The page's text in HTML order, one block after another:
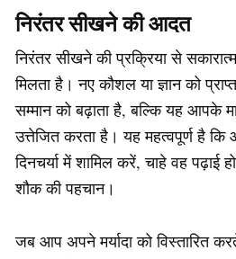
निरंतर सीखने की आदत
निरंतर सीखने की प्रक्रिया से
मिलता है। नए कौशल या ज्ञान को
सम्मान को बढ़ाता है, बल्कि यह आपके
उत्तेजित करता है। यह महत्वपूर्ण है
दिनचर्या में शामिल करें, चाहे वह पढ़ाई
शौक की पहचान।
जब आप अपने मर्यादा को विस्तारित